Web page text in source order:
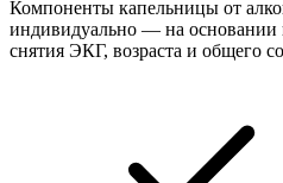
Компоненты капельницы от
индивидуально — на основании
снятия ЭКГ, возраста и общего